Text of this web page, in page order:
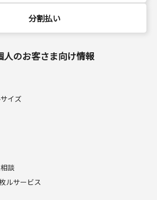
分割払い
人のお客さま向け情報
イズ
談
ルサービス